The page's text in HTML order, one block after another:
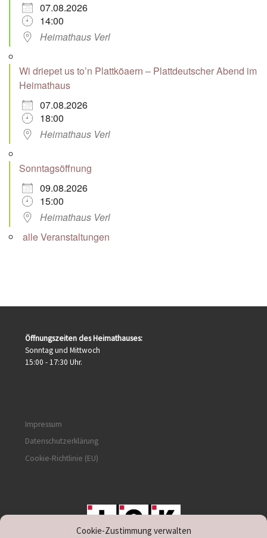
Cookie-Zustimmung verwalten
07.08.2026
14:00
Heimathaus Verl
Wi driepet us to’n Plattköaern – Plattdeutscher Abend im
Heimathaus
07.08.2026
18:00
Heimathaus Verl
Sonntagsöffnung
09.08.2026
15:00
Heimathaus Verl
alle Veranstaltungen
Öffnungszeiten des Heimathauses:
Sonntag und Mittwoch
15:00 - 17:30 Uhr.
Impressum
Datenschutzerklärung
Cookie-Richtlinie (EU)